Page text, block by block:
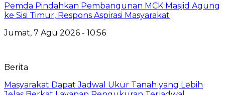
Pemda Pindahkan Pembangunan MCK Masjid Agung
ke Sisi Timur, Respons Aspirasi Masyarakat
Jumat, 7 Agu 2026 - 10:56
Berita
Masyarakat Dapat Jadwal Ukur Tanah yang Lebih